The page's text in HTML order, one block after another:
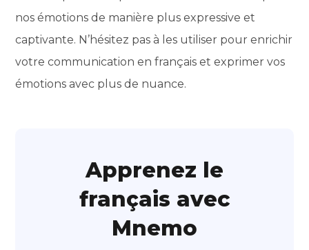
nos émotions de manière plus expressive et
captivante. N’hésitez pas à les utiliser pour enrichir
votre communication en français et exprimer vos
émotions avec plus de nuance.
Apprenez le
français avec
Mnemo